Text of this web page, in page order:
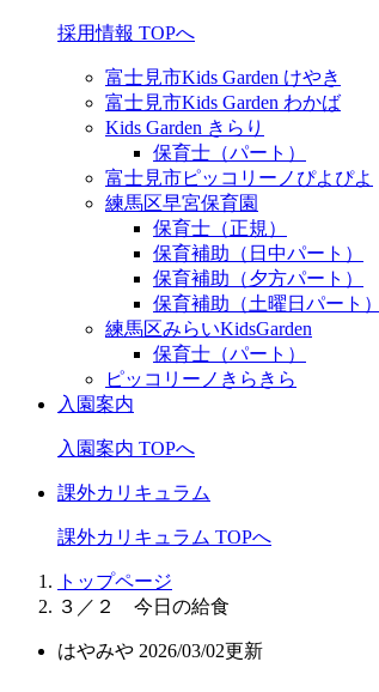
採用情報 TOPへ
富士見市Kids Garden けやき
富士見市Kids Garden わかば
Kids Garden きらり
保育士（パート）
富士見市ピッコリーノぴよぴよ
練馬区早宮保育園
保育士（正規）
保育補助（日中パート）
保育補助（夕方パート）
保育補助（土曜日パート）
練馬区みらいKidsGarden
保育士（パート）
ピッコリーノきらきら
入園案内
入園案内 TOPへ
課外カリキュラム
課外カリキュラム TOPへ
トップページ
３／２ 今日の給食
はやみや 2026/03/02更新